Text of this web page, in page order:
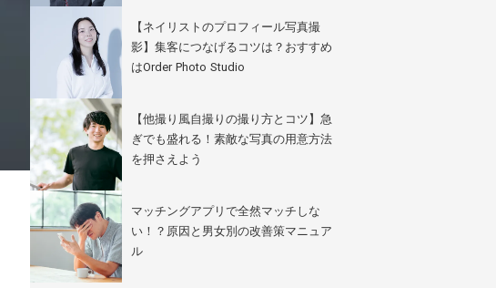
【ネイリストのプロフィール写真撮
影】集客につなげるコツは？おすすめ
はOrder Photo Studio
【他撮り風自撮りの撮り方とコツ】急
ぎでも盛れる！素敵な写真の用意方法
を押さえよう
マッチングアプリで全然マッチしな
い！？原因と男女別の改善策マニュア
ル